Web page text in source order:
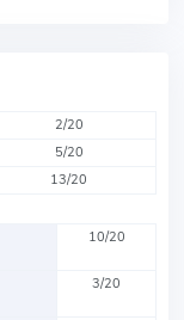
2/20
5/20
13/20
10/20
3/20